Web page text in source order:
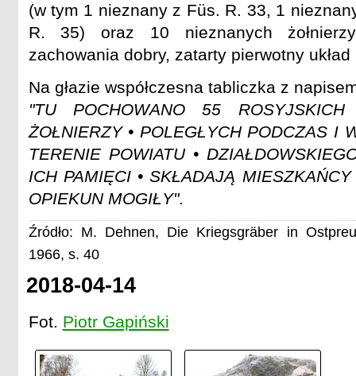
(w tym 1 nieznany z Füs. R. 33, 1
R. 35) oraz 10 nieznanych
zachowania dobry, zatarty pierwotny układ
Na głazie współczesna tabliczka z
"TU POCHOWANO 55
ŻOŁNIERZY • POLEGŁYCH PODCZAS I
TERENIE POWIATU •
ICH PAMIĘCI • SKŁADAJĄ
OPIEKUN MOGIŁY".
Źródło: M. Dehnen, Die Kriegsgräber in
1966, s. 40
2018-04-14
Fot. Piotr Gapiński